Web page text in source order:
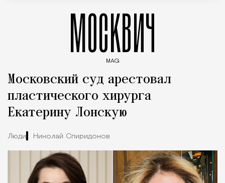
МОСКВИЧ
MAG
Московский суд арестовал
пластического хирурга
Екатерину Лонскую
Люди Николай Спиридонов